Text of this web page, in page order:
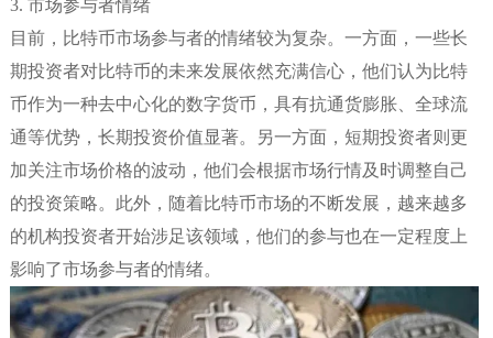
3. 市场参与者情绪
目前，比特币市场参与者的情绪较为复杂。一方面，一些长
期投资者对比特币的未来发展依然充满信心，他们认为比特
币作为一种去中心化的数字货币，具有抗通货膨胀、全球流
通等优势，长期投资价值显著。另一方面，短期投资者则更
加关注市场价格的波动，他们会根据市场行情及时调整自己
的投资策略。此外，随着比特币市场的不断发展，越来越多
的机构投资者开始涉足该领域，他们的参与也在一定程度上
影响了市场参与者的情绪。